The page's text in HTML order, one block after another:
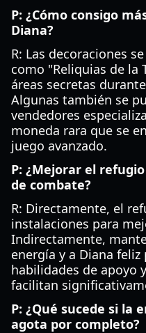
P: ¿Cómo consigo
Diana?
R: Las decoraciones
como "Reliquias de la
áreas secretas
Algunas también se
vendedores
moneda rara que se
juego avanzado.
P: ¿Mejorar el
de combate?
R: Directamente, el
instalaciones para
Indirectamente,
energía y a Diana
habilidades de apoyo
facilitan
P: ¿Qué sucede si la
agota por completo?